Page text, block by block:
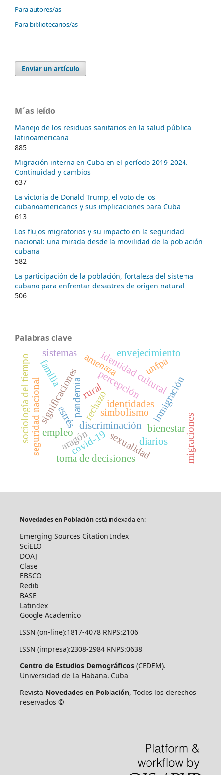
Para autores/as
Para bibliotecarios/as
Enviar un artículo
M´as leído
Manejo de los residuos sanitarios en la salud pública
latinoamericana
885
Migración interna en Cuba en el período 2019-2024.
Continuidad y cambios
637
La victoria de Donald Trump, el voto de los
cubanoamericanos y sus implicaciones para Cuba
613
Los flujos migratorios y su impacto en la seguridad
nacional: una mirada desde la movilidad de la población
cubana
582
La participación de la población, fortaleza del sistema
cubano para enfrentar desastres de origen natural
506
Palabras clave
rechazo
discriminación
identidades
pandemia
covid-19
percepción
significaciones
amenaza
identidad cultural
inmigración
seguridad nacional
simbolismo
bienestar
sexualidad
toma de decisiones
unfpa
aragón migraciones
rural
diarios
estrés
sociología del tiempo
envejecimiento
familia
empleo
sistemas
Novedades en Poblaciónestá indexada en:
Emerging Sources Citation Index
SciELO
DOAJ
Clase
EBSCO
Redib
BASE
Latindex
Google Academico
ISSN (on-line):1817-4078 RNPS:2106
ISSN (impresa):2308-2984 RNPS:0638
Centro de Estudios Demográficos(CEDEM).
Universidad de La Habana. Cuba
Revista Novedades en Población, Todos los derechos
reservados ©